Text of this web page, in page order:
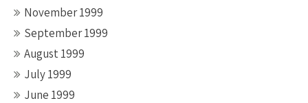
November 1999
September 1999
August 1999
July 1999
June 1999